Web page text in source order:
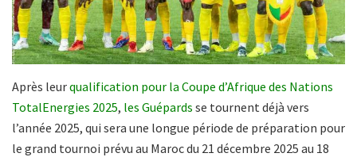
Après leurqualification pour la Coupe d’Afrique des Nations
TotalEnergies 2025, les Guépards se tournent déjà vers
l’année 2025, qui sera une longue période de préparation pour
le grand tournoi prévu au Maroc du 21 décembre 2025 au 18